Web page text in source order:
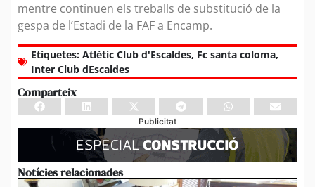
mentre continuen els treballs de substitució de la
gespa de l’Estadi de la FAF a Encamp.
Etiquetes: Atlètic Club d'Escaldes, Fc santa coloma,
Inter Club dEscaldes
Comparteix
Publicitat
Notícies relacionades